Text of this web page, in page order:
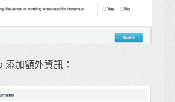
加額外資訊：